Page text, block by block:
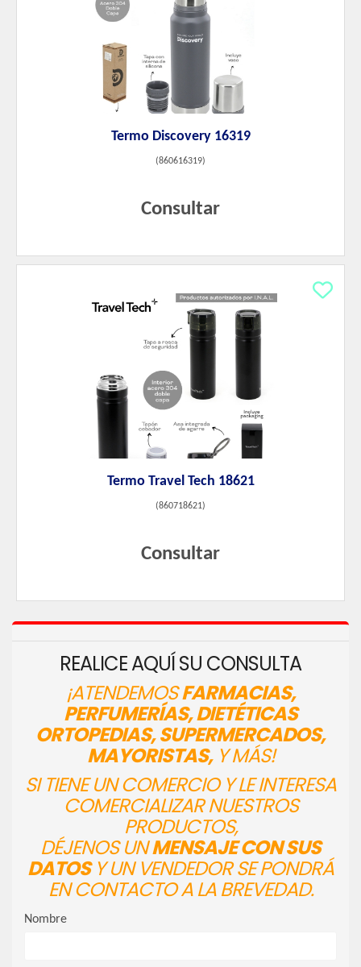
Termo Discovery 16319
(860616319)
Consultar
Termo Travel Tech 18621
(860718621)
Consultar
REALICE AQUÍ SU CONSULTA
¡ATENDEMOSFARMACIAS,
PERFUMERÍAS, DIETÉTICAS
ORTOPEDIAS, SUPERMERCADOS,
MAYORISTAS,Y MÁS!
SI TIENE UN COMERCIO Y LE INTERESA
COMERCIALIZAR NUESTROS
PRODUCTOS,
DÉJENOS UNMENSAJE CON SUS
DATOSY UN VENDEDOR SE PONDRÁ
EN CONTACTO A LA BREVEDAD.
Nombre